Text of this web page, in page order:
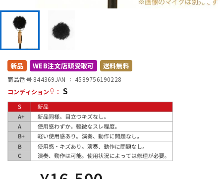
DTM オンライン納品
配信/ライブ機器
新品 WEB注文店頭受取可 送料無料
商品番号 844369JAN ： 4589756190228
コンディション
： S